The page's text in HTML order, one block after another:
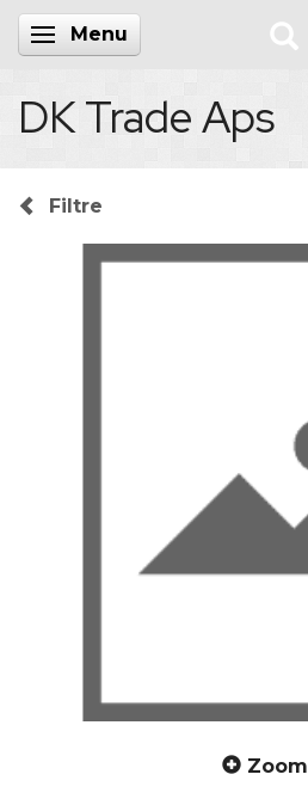
Skifte navigation
Menu
DK Trade Aps
Filtre
Zoom